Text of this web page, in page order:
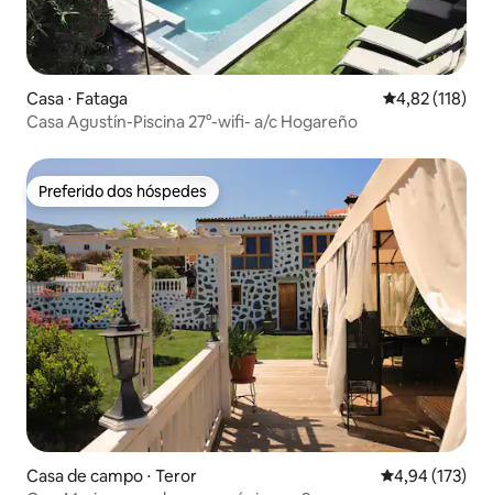
Casa ⋅ Fataga 4,82 de uma
4,82 (118)
Casa Agustín-Piscina 27°-wifi- a/c Hogareño
Preferido dos hóspedes
Preferido dos hóspedes
Casa de campo ⋅ Teror 4,94 de uma
4,94 (173)